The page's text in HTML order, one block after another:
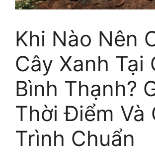
Khi Nào Nên
Cây Xanh Tại
Bình Thạnh?
Thời Điểm Và
Trình Chuẩn